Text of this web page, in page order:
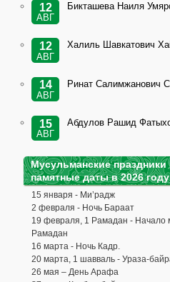
12
АВГ
Бикташева Наиля
12
АВГ
Халиль Шавкатович
14
АВГ
Ринат Салимжанович
15
АВГ
Абдулов Рашид
Мусульманские праздники
памятные даты в 2026 году
15 января - Ми’радж
2 февраля - Ночь Бараат
19 февраля, 1 Рамадан - Начало
Рамадан
16 марта - Ночь Кадр.
20 марта, 1 шавваль - Ураза-
26 мая – День Арафа